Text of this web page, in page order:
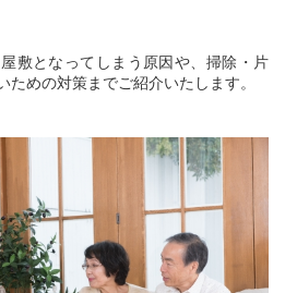
のご依頼
ﾗｲﾊﾞｼｰﾎﾟﾘｼｰ
敷となってしまう原因や、掃除・片
めの対策までご紹介いたします。